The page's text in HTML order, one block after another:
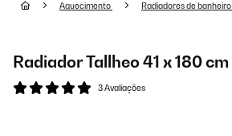
Aquecimento Radiadores de banheiro
Radiador Tallheo 41 x 180 cm
3 Avaliações